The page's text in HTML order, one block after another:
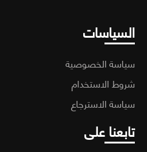
السياسات
سياسة الخصوصية
شروط الاستخدام
سياسة الاسترجاع
تابعنا على